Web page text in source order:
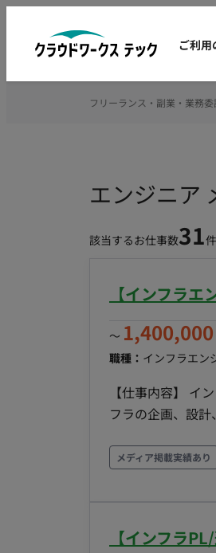
ご利用
エンジニア
該当するお仕事数31件
【インフラ
〜 1,400,000
職種： インフラエン
【仕事内容】 イ
フラの企画、設
(GCP) などの主
需（事業に影響
ームを新規に立ち
メディア掲載実績あり
【インフラ
フリーランス・副業・業務